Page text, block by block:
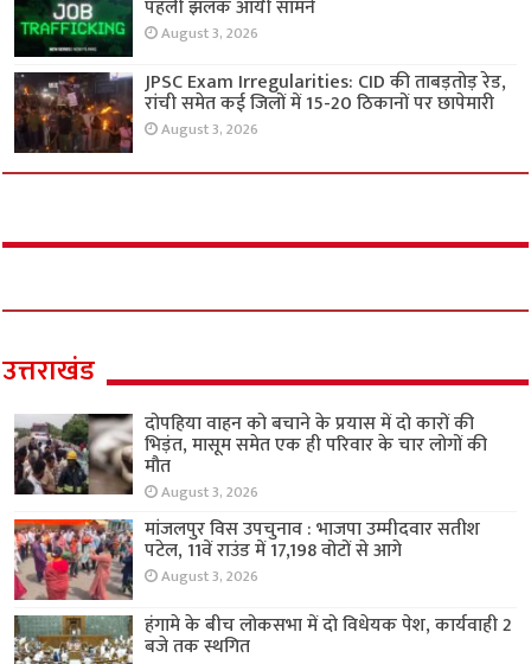
पहली झलक आयी सामने
August 3, 2026
JPSC Exam Irregularities: CID की ताबड़तोड़ रेड,
रांची समेत कई जिलों में 15-20 ठिकानों पर छापेमारी
August 3, 2026
उत्तराखंड
दोपहिया वाहन को बचाने के प्रयास में दो कारों की
भिड़ंत, मासूम समेत एक ही परिवार के चार लोगों की
मौत
August 3, 2026
मांजलपुर विस उपचुनाव : भाजपा उम्मीदवार सतीश
पटेल, 11वें राउंड में 17,198 वोटों से आगे
August 3, 2026
हंगामे के बीच लोकसभा में दो विधेयक पेश, कार्यवाही 2
बजे तक स्थगित